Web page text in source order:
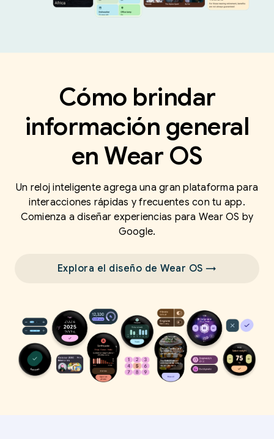
Cómo brindar
información general
en Wear OS
Un reloj inteligente agrega una gran plataforma para
interacciones rápidas y frecuentes con tu app.
Comienza a diseñar experiencias para Wear OS by
Google.
Explora el diseño de Wear OS →